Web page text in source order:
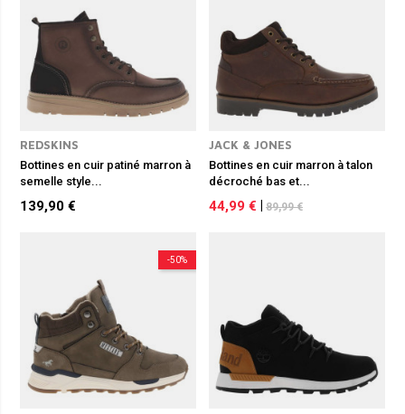
REDSKINS
Bottines en cuir patiné marron à
semelle style...
139,90 €
JACK & JONES
Bottines en cuir marron à talon
décroché bas et...
44,99 € 89,99 €
-50%